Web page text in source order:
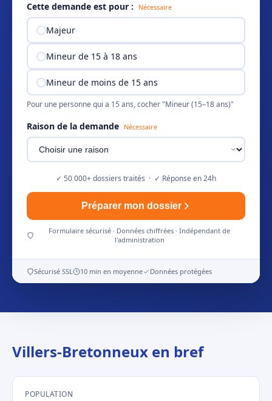
Cette demande est pour : Nécessaire
Majeur
Mineur de 15 à 18 ans
Mineur de moins de 15 ans
Pour une personne qui a 15 ans, cocher "Mineur (15–18 ans)"
Raison de la demande Nécessaire
✓ 50 000+ dossiers traités · ✓ Réponse en 24h
Préparer mon dossier
Formulaire sécurisé · Données chiffrées · Indépendant de
l'administration
Sécurisé SSL 10 min en moyenne Données protégées
Villers-Bretonneux en bref
POPULATION